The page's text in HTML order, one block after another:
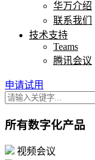
华万介绍
联系我们
技术支持
Teams
腾讯会议
申请试用
所有数字化产品
视频会议